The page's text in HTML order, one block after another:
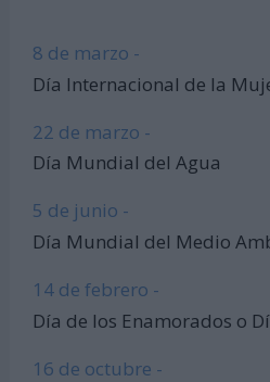
8 de marzo -
Día Internacional de la
22 de marzo -
Día Mundial del Agua
5 de junio -
Día Mundial del Medio
14 de febrero -
Día de los Enamorados o
16 de octubre -